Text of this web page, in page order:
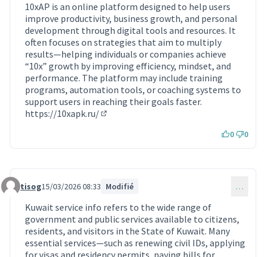
10xAP is an online platform designed to help users
improve productivity, business growth, and personal
development through digital tools and resources. It
often focuses on strategies that aim to multiply
results—helping individuals or companies achieve
“10x” growth by improving efficiency, mindset, and
performance. The platform may include training
programs, automation tools, or coaching systems to
support users in reaching their goals faster.
https://10xapk.ru/
0 0
Commentaire 2189
tisog15/03/2026 08:33 Modifié …
Kuwait service info refers to the wide range of
government and public services available to citizens,
residents, and visitors in the State of Kuwait. Many
essential services—such as renewing civil IDs, applying